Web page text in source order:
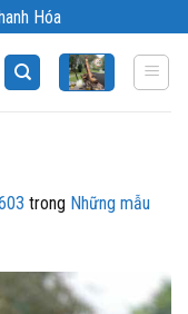
Hóa
trong Những mẫu